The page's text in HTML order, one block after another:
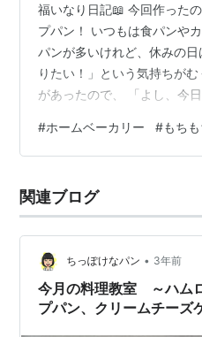
福いなり日記📖 今回作った
プパン！ いつもは食パンや
パンが多いけれど、休みの
りたい！」という気持ちが
があったので、 「よし、今
プパンは何度か作ったことが
さんのレシピ を参考にしま
お菓子、パン作りなら【富澤
■材料 強力粉 200g 白…
#ホームベーカリー #もち
関連ブログ
ちっぽけなパン • 3年前
今月の料理教室 ～ハム
プパン、クリームチーズ